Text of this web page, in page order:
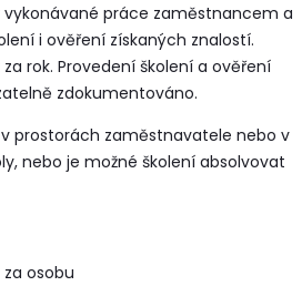
práce zaměstnancem a
i ověření získaných znalostí.
rok. Provedení školení a ověření
zdokumentováno.
prostorách zaměstnavatele nebo v
nebo je možné školení absolvovat
osobu